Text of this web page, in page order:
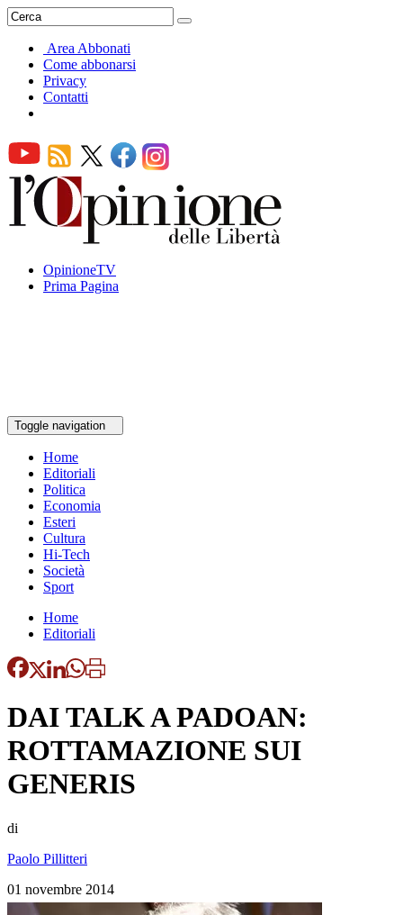
Area Abbonati
Come abbonarsi
Privacy
Contatti
OpinioneTV
Prima Pagina
Toggle navigation
Home
Editoriali
Politica
Economia
Esteri
Cultura
Hi-Tech
Società
Sport
Home
Editoriali
DAI TALK A PADOAN:
ROTTAMAZIONE SUI
GENERIS
di
Paolo Pillitteri
01 novembre 2014